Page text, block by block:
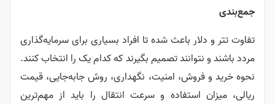
جمع‌بندی
تفاوت تتر و دلار باعث شده تا افراد بسیاری برای سرمایه‌گذاری
مردد باشند و نتوانند تصمیم بگیرند که کدام یک را انتخاب کنند.
نحوه خرید و فروش، امنیت، نگهداری، روش جابه‌جایی، قیمت
ریالی، میزان استفاده و سرعت انتقال را باید از مهم‌ترین